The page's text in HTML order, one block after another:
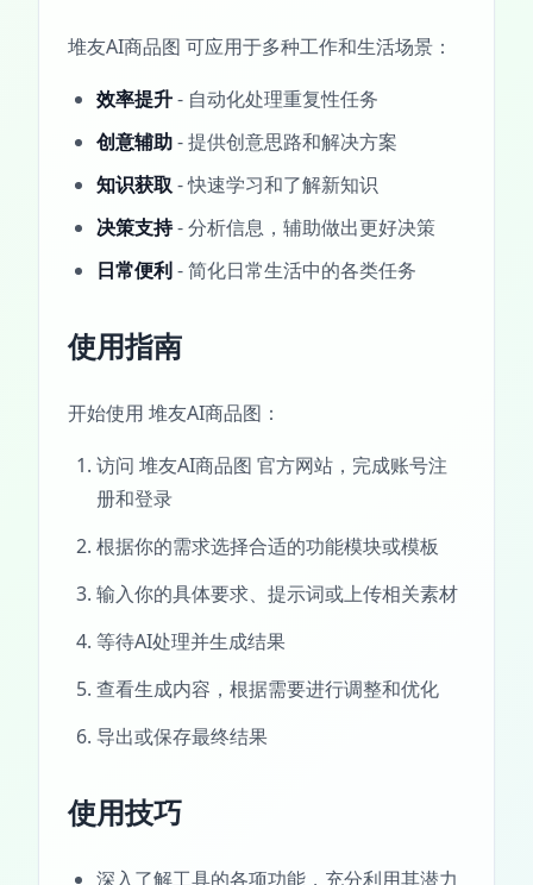
堆友AI商品图 可应用于多种工作和生活场景：
效率提升- 自动化处理重复性任务
创意辅助- 提供创意思路和解决方案
知识获取 - 快速学习和了解新知识
决策支持- 分析信息，辅助做出更好决策
日常便利- 简化日常生活中的各类任务
使用指南
开始使用 堆友AI商品图：
访问 堆友AI商品图 官方网站，完成账号注
册和登录
根据你的需求选择合适的功能模块或模板
输入你的具体要求、提示词或上传相关素材
等待AI处理并生成结果
查看生成内容，根据需要进行调整和优化
导出或保存最终结果
使用技巧
深入了解工具的各项功能，充分利用其潜力